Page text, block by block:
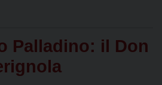
Palladino: il Don